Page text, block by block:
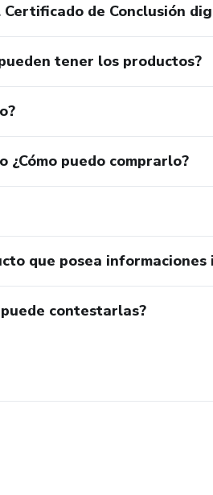
Certificado de Conclusión
tener los productos?
puedo comprarlo?
que posea informaciones
contestarlas?